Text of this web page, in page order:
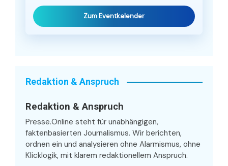
Zum Eventkalender
Redaktion & Anspruch
Redaktion & Anspruch
Presse.Online steht für unabhängigen,
faktenbasierten Journalismus. Wir berichten,
ordnen ein und analysieren ohne Alarmismus, ohne
Klicklogik, mit klarem redaktionellem Anspruch.